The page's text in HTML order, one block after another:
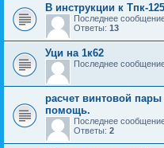
В инструкции к Тпк-
Последнее
Ответы: 13
Уци на 1к62
Последнее
расчет винтовой
помощь.
Последнее
Ответы: 2